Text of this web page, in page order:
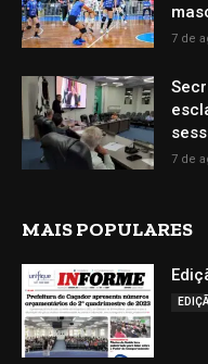
7 de
7 de
MAIS POPULARES